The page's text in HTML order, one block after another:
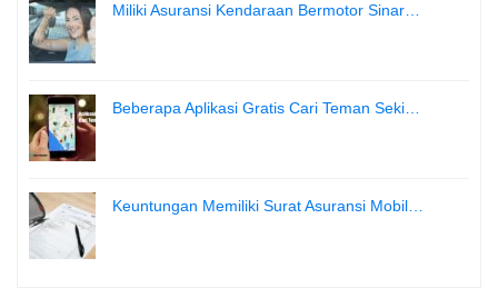
Miliki Asuransi Kendaraan Bermotor Sinar…
Beberapa Aplikasi Gratis Cari Teman Seki…
Keuntungan Memiliki Surat Asuransi Mobil…